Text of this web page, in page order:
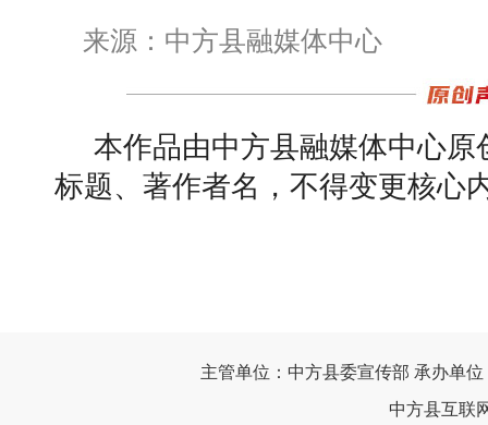
来源：中方县融媒体中心
本作品由中方县融媒体中心
标题、著作者名，不得变更核心
主管单位：中方县委宣传部 承办单
中方县互联